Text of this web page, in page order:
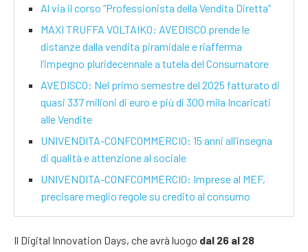
Al via il corso “Professionista della Vendita Diretta”
MAXI TRUFFA VOLTAIKO: AVEDISCO prende le
distanze dalla vendita piramidale e riafferma
l’impegno pluridecennale a tutela del Consumatore
AVEDISCO: Nel primo semestre del 2025 fatturato di
quasi 337 milioni di euro e più di 300 mila Incaricati
alle Vendite
UNIVENDITA-CONFCOMMERCIO: 15 anni all’insegna
di qualità e attenzione al sociale
UNIVENDITA-CONFCOMMERCIO: Imprese al MEF,
precisare meglio regole su credito al consumo
Il Digital Innovation Days, che avrà luogo dal 26 al 28